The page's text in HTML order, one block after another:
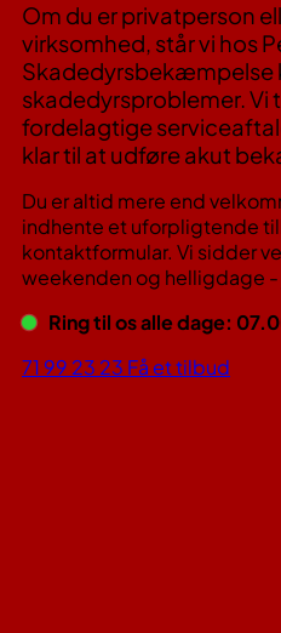
Om du er privatperson
virksomhed, står vi hos
Skadedyrsbekæmpelse
skadedyrsproblemer. Vi
fordelagtige
klar til at udføre akut
Du er altid mere end
indhente et uforpligtende
kontaktformular. Vi sidder
weekenden og helligdage -
Ring til os alle dage:
71 99 23 23 Få et tilbud